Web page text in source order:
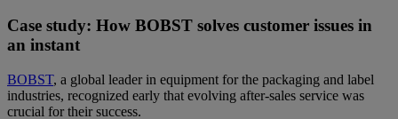
Case study: How BOBST solves customer issues in
an instant
BOBST, a global leader in equipment for the packaging and label
industries, recognized early that evolving after-sales service was
crucial for their success.